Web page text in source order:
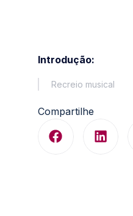
Introdução:
Recreio musical
Compartilhe